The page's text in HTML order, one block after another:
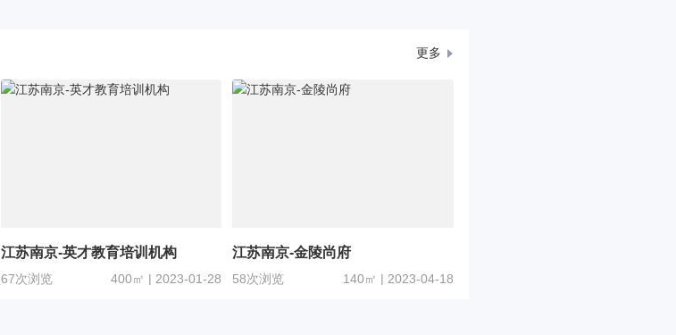
更多
江苏南京-英才教育培训机构
67次浏览 400㎡ | 2023-01-28
江苏南京-金陵尚府
58次浏览 140㎡ | 2023-04-18